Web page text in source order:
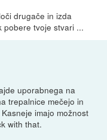
drugače in izda
pobere tvoje stvari ...
uporabnega na
trepalnice mečejo in
imajo možnost
with that.